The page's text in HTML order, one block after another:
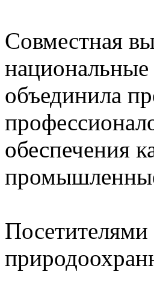
Совместная
объединила
обеспечения
Посетителями